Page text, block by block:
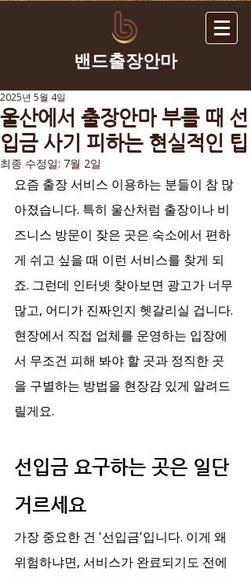
​밴드출장안마
울산에서 출장안마 부를 때 선
입금 사기 피하는 현실적인 팁
2025년 5월 4일
최종 수정일: 7월 2일
요즘 출장 서비스 이용하는 분들이 참 많
아졌습니다. 특히 울산처럼 출장이나 비
즈니스 방문이 잦은 곳은 숙소에서 편하
게 쉬고 싶을 때 이런 서비스를 찾게 되
죠. 그런데 인터넷 찾아보면 광고가 너무
많고, 어디가 진짜인지 헷갈리실 겁니다.
현장에서 직접 업체를 운영하는 입장에
서 무조건 피해 봐야 할 곳과 정직한 곳
을 구별하는 방법을 현장감 있게 알려드
릴게요.
선입금 요구하는 곳은 일단
거르세요
가장 중요한 건 '선입금'입니다. 이게 왜
위험하냐면, 서비스가 완료되기도 전에